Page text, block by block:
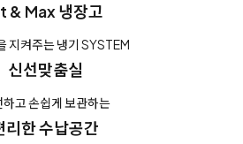
& Max 냉장고
지켜주는 냉기 SYSTEM
신선맞춤실
하고 손쉽게 보관하는
리한 수납공간